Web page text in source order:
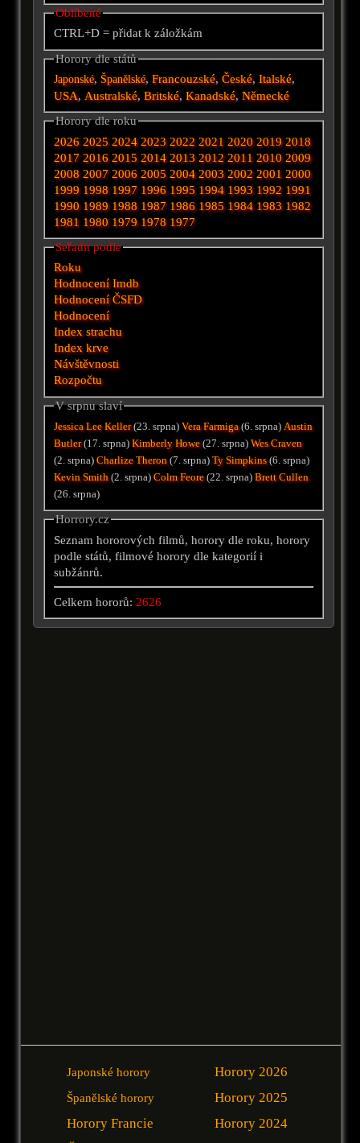
Oblíbené
CTRL+D = přidat k záložkám
Horory dle států
Japonské, Španělské,Francouzské,České,Italské,
USA, Australské,Britské,Kanadské,Německé
Horory dle roku
2026 2025 2024 2023 2022 2021 2020 2019 2018
2017 2016 2015 2014 2013 2012 2011 2010 2009
2008 2007 2006 2005 2004 2003 2002 2001 2000
1999 1998 1997 1996 1995 1994 1993 1992 1991
1990 1989 1988 1987 1986 1985 1984 1983 1982
1981 1980 1979 1978 1977
Seřadit podle
Roku
Hodnocení Imdb
Hodnocení ČSFD
Hodnocení
Index strachu
Index krve
Návštěvnosti
Rozpočtu
V srpnu slaví
Jessica Lee Keller(23. srpna)Vera Farmiga(6. srpna)Austin
Butler(17. srpna)Kimberly Howe(27. srpna)Wes Craven
(2. srpna)Charlize Theron(7. srpna)Ty Simpkins(6. srpna)
Kevin Smith(2. srpna)Colm Feore(22. srpna)Brett Cullen
(26. srpna)
Horrory.cz
Seznam hororových filmů, horory dle roku, horory
podle států, filmové horory dle kategorií i
subžánrů.
Celkem hororů: 2626
Japonské horory
Španělské horory
Horory Francie
Horory 2026
Horory 2025
Horory 2024